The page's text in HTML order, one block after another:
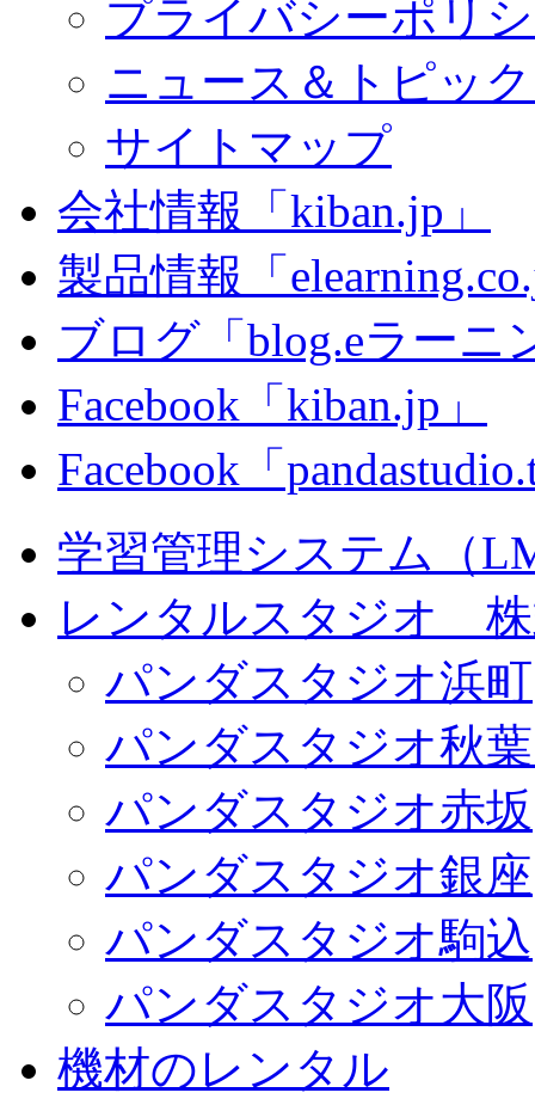
プライバシーポリ
ニュース＆トピッ
サイトマップ
会社情報「kiban.jp」
製品情報「
ブログ「blog.eラーニ
Facebook「kiban.jp」
Facebook「
学習管理システム（
レンタルスタジオ 株
パンダスタジオ浜町
パンダスタジオ秋
パンダスタジオ赤坂
パンダスタジオ銀座
パンダスタジオ駒込
パンダスタジオ大阪
機材のレンタル